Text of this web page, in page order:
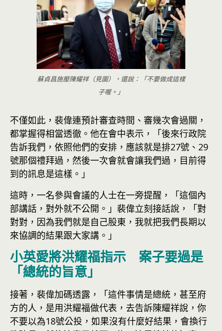
蘇貞昌施壓陳耀祥（見圖），還說：「不要做成這樣
子喔。」
不僅如此，裴偉連預計審查時間、審幾次會過關，
都掌握得相當透徹。他在會中表示，「後來行政院
告訴我們，依照他們的安排，應該就是排27號、29
號那個禮拜過，然後一次會就會讓我們過，目前得
到的訊息是這樣。」
這時，一名參與會議的人士在一旁提醒，「這個內
部講話，對外就不公開。」裴偉立刻接話說，「對
對對，因為我們就是自己股東，我就把我們長期以
來協調的結果跟大家講。」
小英愛將洪耀福指示 案子要過是
「總統的旨意」
接著，裴偉加碼透露，「這件事情是總統，甚至府
方的人，是用洪耀福做代表，去告訴陳耀祥說，你
不要以為18號公投，如果沒有什麼好結果，會換行